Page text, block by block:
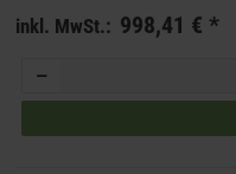
inkl. MwSt.: 998,41 €*